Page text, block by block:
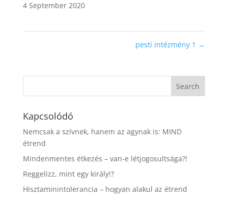
4 September 2020
pesti intézmény 1 →
Kapcsolódó
Nemcsak a szívnek, hanem az agynak is: MIND
étrend
Mindenmentes étkezés – van-e létjogosultsága?!
Reggelizz, mint egy király!?
Hisztaminintolerancia – hogyan alakul az étrend